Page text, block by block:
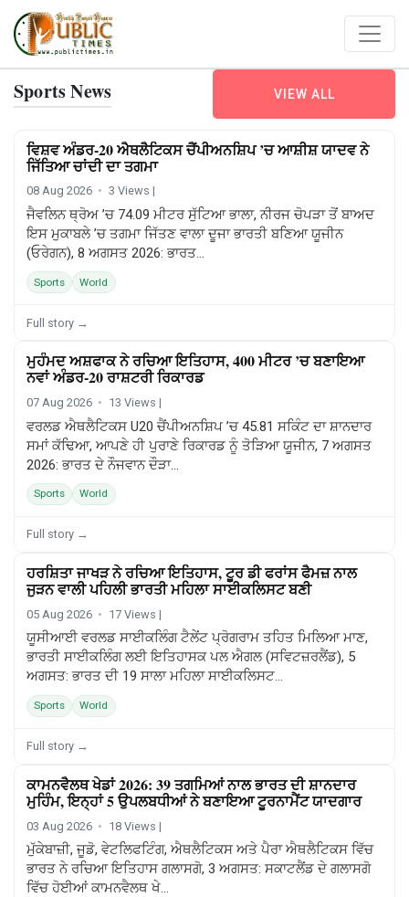
Sports News VIEW ALL
SPORTS
ਵਿਸ਼ਵ ਅੰਡਰ-20 ਐਥਲੈਟਿਕਸ ਚੈਂਪੀਅਨਸ਼ਿਪ ’ਚ ਆਸ਼ੀਸ਼ ਯਾਦਵ ਨੇ
ਜਿੱਤਿਆ ਚਾਂਦੀ ਦਾ ਤਗਮਾ
08 Aug 2026 3 Views |
ਜੈਵਲਿਨ ਥ੍ਰੋਅ ’ਚ 74.09 ਮੀਟਰ ਸੁੱਟਿਆ ਭਾਲਾ, ਨੀਰਜ ਚੋਪੜਾ ਤੋਂ ਬਾਅਦ
ਇਸ ਮੁਕਾਬਲੇ ’ਚ ਤਗਮਾ ਜਿੱਤਣ ਵਾਲਾ ਦੂਜਾ ਭਾਰਤੀ ਬਣਿਆ ਯੂਜੀਨ
(ਓਰੇਗਨ), 8 ਅਗਸਤ 2026: ਭਾਰਤ...
Sports World
Full story →
SPORTS
ਮੁਹੰਮਦ ਅਸ਼ਫਾਕ ਨੇ ਰਚਿਆ ਇਤਿਹਾਸ, 400 ਮੀਟਰ ’ਚ ਬਣਾਇਆ
ਨਵਾਂ ਅੰਡਰ-20 ਰਾਸ਼ਟਰੀ ਰਿਕਾਰਡ
07 Aug 2026 13 Views |
ਵਰਲਡ ਐਥਲੈਟਿਕਸ U20 ਚੈਂਪੀਅਨਸ਼ਿਪ ’ਚ 45.81 ਸਕਿੰਟ ਦਾ ਸ਼ਾਨਦਾਰ
ਸਮਾਂ ਕੱਢਿਆ, ਆਪਣੇ ਹੀ ਪੁਰਾਣੇ ਰਿਕਾਰਡ ਨੂੰ ਤੋੜਿਆ ਯੂਜੀਨ, 7 ਅਗਸਤ
2026: ਭਾਰਤ ਦੇ ਨੌਜਵਾਨ ਦੌੜਾ...
Sports World
Full story →
SPORTS
ਹਰਸ਼ਿਤਾ ਜਾਖੜ ਨੇ ਰਚਿਆ ਇਤਿਹਾਸ, ਟੂਰ ਡੀ ਫਰਾਂਸ ਫੈਮਜ਼ ਨਾਲ
ਜੁੜਨ ਵਾਲੀ ਪਹਿਲੀ ਭਾਰਤੀ ਮਹਿਲਾ ਸਾਈਕਲਿਸਟ ਬਣੀ
05 Aug 2026 17 Views |
ਯੂਸੀਆਈ ਵਰਲਡ ਸਾਈਕਲਿੰਗ ਟੈਲੇਂਟ ਪ੍ਰੋਗਰਾਮ ਤਹਿਤ ਮਿਲਿਆ ਮਾਣ,
ਭਾਰਤੀ ਸਾਈਕਲਿੰਗ ਲਈ ਇਤਿਹਾਸਕ ਪਲ ਐਗਲ (ਸਵਿਟਜ਼ਰਲੈਂਡ), 5
ਅਗਸਤ: ਭਾਰਤ ਦੀ 19 ਸਾਲਾ ਮਹਿਲਾ ਸਾਈਕਲਿਸਟ...
Sports World
Full story →
SPORTS
ਕਾਮਨਵੈਲਥ ਖੇਡਾਂ 2026: 39 ਤਗਮਿਆਂ ਨਾਲ ਭਾਰਤ ਦੀ ਸ਼ਾਨਦਾਰ
ਮੁਹਿੰਮ, ਇਨ੍ਹਾਂ 5 ਉਪਲਬਧੀਆਂ ਨੇ ਬਣਾਇਆ ਟੂਰਨਾਮੈਂਟ ਯਾਦਗਾਰ
03 Aug 2026 18 Views |
ਮੁੱਕੇਬਾਜ਼ੀ, ਜੂਡੋ, ਵੇਟਲਿਫਟਿੰਗ, ਐਥਲੈਟਿਕਸ ਅਤੇ ਪੈਰਾ ਐਥਲੈਟਿਕਸ ਵਿੱਚ
ਭਾਰਤ ਨੇ ਰਚਿਆ ਇਤਿਹਾਸ ਗਲਾਸਗੋ, 3 ਅਗਸਤ: ਸਕਾਟਲੈਂਡ ਦੇ ਗਲਾਸਗੋ
ਵਿੱਚ ਹੋਈਆਂ ਕਾਮਨਵੈਲਥ ਖੇ...